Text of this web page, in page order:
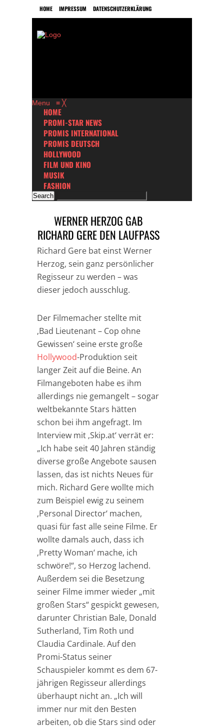
HOME IMPRESSUM DATENSCHUTZERKLÄRUNG
Menu ≡ ╳
HOME
PROMI-STAR NEWS
PROMIS INTERNATIONAL
PROMIS DEUTSCH
HOLLYWOOD
FILM UND KINO
MUSIK
FASHION
WERNER HERZOG GAB
RICHARD GERE DEN LAUFPASS
Richard Gere bat einst Werner
Herzog, sein ganz persönlicher
Regisseur zu werden – was
dieser jedoch ausschlug.
Der Filmemacher stellte mit
‚Bad Lieutenant – Cop ohne
Gewissen‘ seine erste große
Hollywood-Produktion seit
langer Zeit auf die Beine. An
Filmangeboten habe es ihm
allerdings nie gemangelt – sogar
weltbekannte Stars hätten
schon bei ihm angefragt. Im
Interview mit ‚Skip.at‘ verrät er:
„Ich habe seit 40 Jahren ständig
diverse große Angebote sausen
lassen, das ist nichts Neues für
mich. Richard Gere wollte mich
zum Beispiel ewig zu seinem
‚Personal Director‘ machen,
quasi für fast alle seine Filme. Er
wollte damals auch, dass ich
‚Pretty Woman‘ mache, ich
schwöre!“, so Herzog lachend.
Außerdem sei die Besetzung
seiner Filme immer wieder „mit
großen Stars“ gespickt gewesen,
darunter Christian Bale, Donald
Sutherland, Tim Roth und
Claudia Cardinale. Auf den
Promi-Status seiner
Schauspieler kommt es dem 67-
jährigen Regisseur allerdings
überhaupt nicht an. „Ich will
immer nur mit den Besten
arbeiten, ob die Stars sind oder